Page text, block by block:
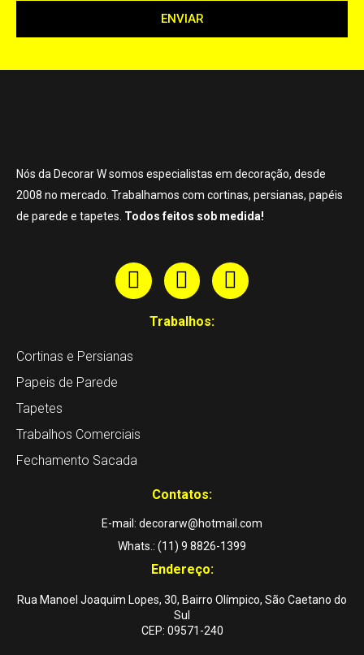
ENVIAR
Nós da Decorar W somos especialistas em decoração, desde
2008 no mercado. Trabalhamos com cortinas, persianas, papéis
de parede e tapetes. Todos feitos sob medida!
Trabalhos:
Cortinas e Persianas
Papeis de Parede
Tapetes
Trabalhos Comerciais
Fechamento Sacada
Contatos:
E-mail: decorarw@hotmail.com
Whats.: (11) 9 8826-1399
Endereço:
Rua Manoel Joaquim Lopes, 30, Bairro Olímpico, São Caetano do
Sul
CEP: 09571-240